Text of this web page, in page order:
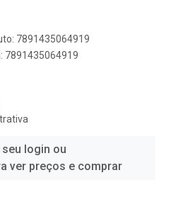
7891435064919
7891435064919
seu login ou
ver preços e comprar